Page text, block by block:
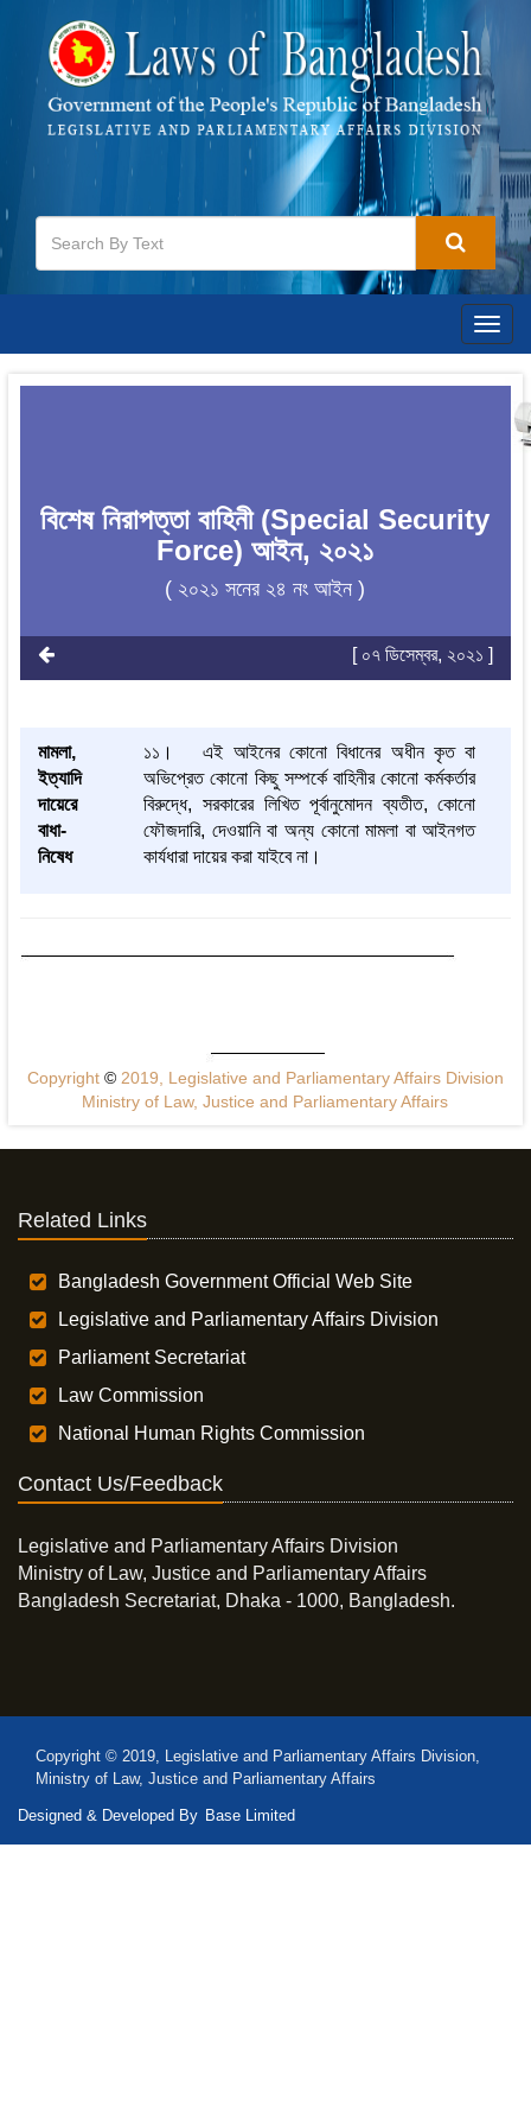
বিশেষ নিরাপত্তা বাহিনী (Special Security
Force) আইন, ২০২১
( ২০২১ সনের ২৪ নং আইন )
[ ০৭ ডিসেম্বর, ২০২১ ]
মামলা,
ইত্যাদি
দায়েরে
বাধা-
নিষেধ
১১। এই আইনের কোনো বিধানের অধীন কৃত বা
অভিপ্রেত কোনো কিছু সম্পর্কে বাহিনীর কোনো কর্মকর্তার
বিরুদ্ধে, সরকারের লিখিত পূর্বানুমোদন ব্যতীত, কোনো
ফৌজদারি, দেওয়ানি বা অন্য কোনো মামলা বা আইনগত
কার্যধারা দায়ের করা যাইবে না।
Copyright ©2019, Legislative and Parliamentary Affairs Division
Ministry of Law, Justice and Parliamentary Affairs
Related Links
Bangladesh Government Official Web Site
Legislative and Parliamentary Affairs Division
Parliament Secretariat
Law Commission
National Human Rights Commission
Contact Us/Feedback
Legislative and Parliamentary Affairs Division
Ministry of Law, Justice and Parliamentary Affairs
Bangladesh Secretariat, Dhaka - 1000, Bangladesh.
Copyright © 2019, Legislative and Parliamentary Affairs Division,
Ministry of Law, Justice and Parliamentary Affairs
Designed & Developed By Base Limited